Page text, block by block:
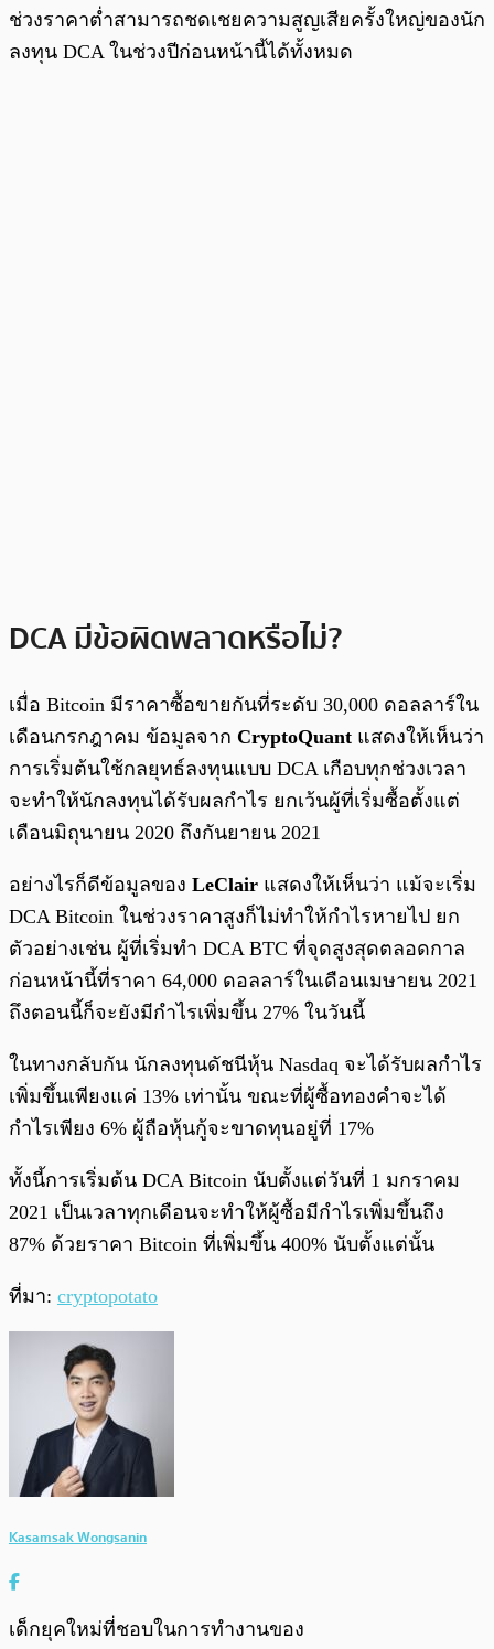
ช่วงราคาต่ำสามารถชดเชยความสูญเสียครั้งใหญ่ของนัก
ลงทุน DCA ในช่วงปีก่อนหน้านี้ได้ทั้งหมด
DCA มีข้อผิดพลาดหรือไม่?
เมื่อ Bitcoin มีราคาซื้อขายกันที่ระดับ 30,000 ดอลลาร์ใน
เดือนกรกฎาคม ข้อมูลจาก CryptoQuant แสดงให้เห็นว่า
การเริ่มต้นใช้กลยุทธ์ลงทุนแบบ DCA เกือบทุกช่วงเวลา
จะทำให้นักลงทุนได้รับผลกำไร ยกเว้นผู้ที่เริ่มซื้อตั้งแต่
เดือนมิถุนายน 2020 ถึงกันยายน 2021
อย่างไรก็ดีข้อมูลของ LeClair แสดงให้เห็นว่า แม้จะเริ่ม
DCA Bitcoin ในช่วงราคาสูงก็ไม่ทำให้กำไรหายไป ยก
ตัวอย่างเช่น ผู้ที่เริ่มทำ DCA BTC ที่จุดสูงสุดตลอดกาล
ก่อนหน้านี้ที่ราคา 64,000 ดอลลาร์ในเดือนเมษายน 2021
ถึงตอนนี้ก็จะยังมีกำไรเพิ่มขึ้น 27% ในวันนี้
ในทางกลับกัน นักลงทุนดัชนีหุ้น Nasdaq จะได้รับผลกำไร
เพิ่มขึ้นเพียงแค่ 13% เท่านั้น ขณะที่ผู้ซื้อทองคำจะได้
กำไรเพียง 6% ผู้ถือหุ้นกู้จะขาดทุนอยู่ที่ 17%
ทั้งนี้การเริ่มต้น DCA Bitcoin นับตั้งแต่วันที่ 1 มกราคม
2021 เป็นเวลาทุกเดือนจะทำให้ผู้ซื้อมีกำไรเพิ่มขึ้นถึง
87% ด้วยราคา Bitcoin ที่เพิ่มขึ้น 400% นับตั้งแต่นั้น
ที่มา: cryptopotato
Kasamsak Wongsanin
เด็กยุคใหม่ที่ชอบในการทำงานของ